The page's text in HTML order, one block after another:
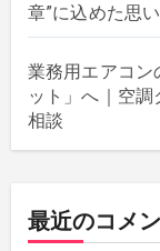
章”に込めた思い
業務用エアコン
ット」へ｜空
相談
最近のコメ